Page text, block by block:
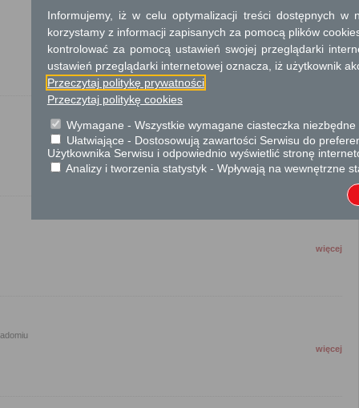
więcej
więcej
więcej
więcej
Informujemy, iż w celu optymalizacji treści dostępnych w
korzystamy z informacji zapisanych za pomocą plików
kontrolować za pomocą ustawień swojej przeglądarki
ustawień przeglądarki internetowej oznacza, iż użytkownik
Przeczytaj politykę prywatności
Przeczytaj politykę cookies
Wymagane - Wszystkie wymagane ciasteczka
Ułatwiające - Dostosowują zawartości Serwisu do
Użytkownika Serwisu i odpowiednio wyświetlić stronę
Analizy i tworzenia statystyk - Wpływają na wewnętrzne